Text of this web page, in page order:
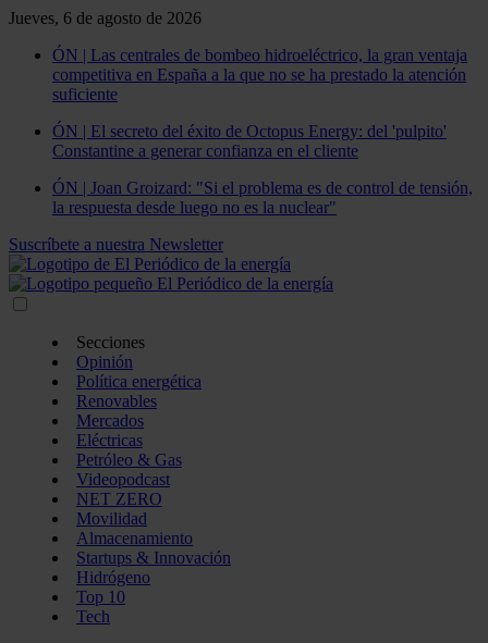
Jueves, 6 de agosto de 2026
ÓN | Las centrales de bombeo hidroeléctrico, la gran ventaja
competitiva en España a la que no se ha prestado la atención
suficiente
ÓN | El secreto del éxito de Octopus Energy: del 'pulpito'
Constantine a generar confianza en el cliente
ÓN | Joan Groizard: "Si el problema es de control de tensión,
la respuesta desde luego no es la nuclear"
Suscríbete a nuestra Newsletter
Secciones
Opinión
Política energética
Renovables
Mercados
Eléctricas
Petróleo & Gas
Videopodcast
NET ZERO
Movilidad
Almacenamiento
Startups & Innovación
Hidrógeno
Top 10
Tech